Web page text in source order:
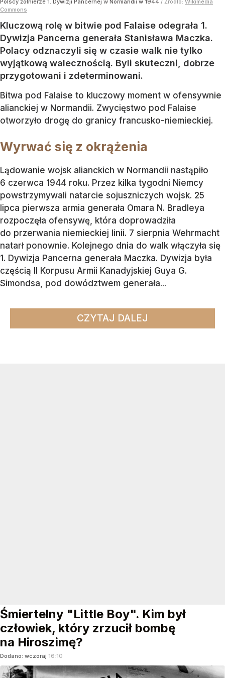
Commons
Kluczową rolę w bitwie pod Falaise odegrała 1.
Dywizja Pancerna generała Stanisława Maczka.
Polacy odznaczyli się w czasie walk nie tylko
wyjątkową walecznością. Byli skuteczni, dobrze
przygotowani i zdeterminowani.
Bitwa pod Falaise to kluczowy moment w ofensywnie
alianckiej w Normandii. Zwycięstwo pod Falaise
otworzyło drogę do granicy francusko-niemieckiej.
Wyrwać się z okrążenia
Lądowanie wojsk alianckich w Normandii nastąpiło
6 czerwca 1944 roku. Przez kilka tygodni Niemcy
powstrzymywali natarcie sojuszniczych wojsk. 25
lipca pierwsza armia generała Omara N. Bradleya
rozpoczęła ofensywę, która doprowadziła
do przerwania niemieckiej linii. 7 sierpnia Wehrmacht
natarł ponownie. Kolejnego dnia do walk włączyła się
1. Dywizja Pancerna generała Maczka. Dywizja była
częścią II Korpusu Armii Kanadyjskiej Guya G.
Simondsa, pod dowództwem generała...
CZYTAJ DALEJ
Śmiertelny "Little Boy". Kim był
człowiek, który zrzucił bombę
na Hiroszimę?
Dodano: wczoraj 16:10